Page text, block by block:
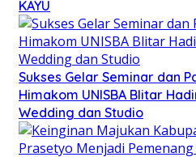
KAYU
Sukses Gelar Seminar dan
Himakom UNISBA Blitar
Wedding dan Studio